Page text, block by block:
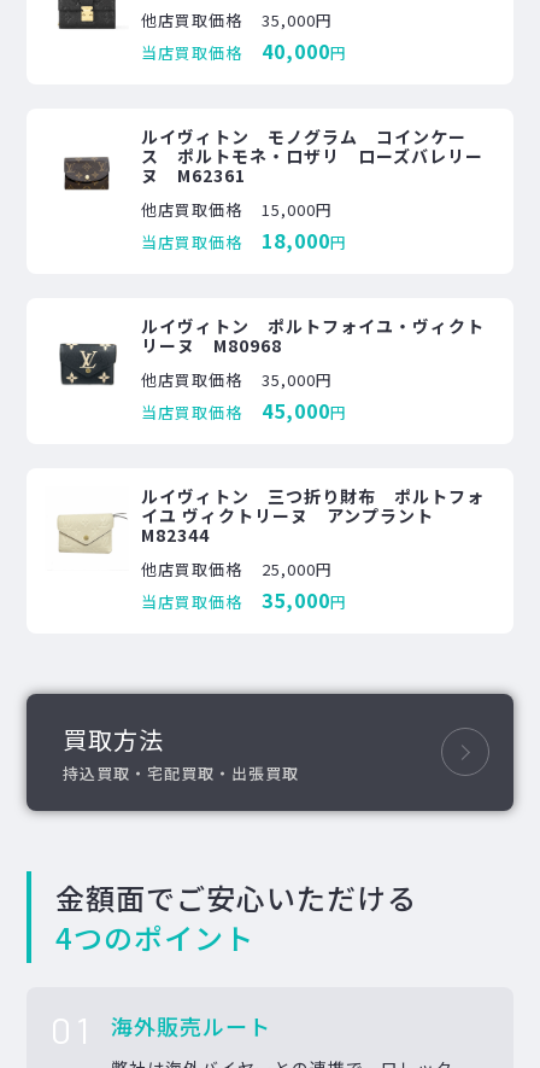
他店買取価格
35,000円
当店買取価格
40,000円
ルイヴィトン モノグラム コインケー
ス ポルトモネ・ロザリ ローズバレリー
ヌ M62361
他店買取価格
15,000円
当店買取価格
18,000円
ルイヴィトン ポルトフォイユ・ヴィクト
リーヌ M80968
他店買取価格
35,000円
当店買取価格
45,000円
ルイヴィトン 三つ折り財布 ポルトフォ
イユ ヴィクトリーヌ アンプラント
M82344
他店買取価格
25,000円
当店買取価格
35,000円
買取方法
持込買取・宅配買取・出張買取
金額面でご安心いただける
4つのポイント
01 海外販売ルート